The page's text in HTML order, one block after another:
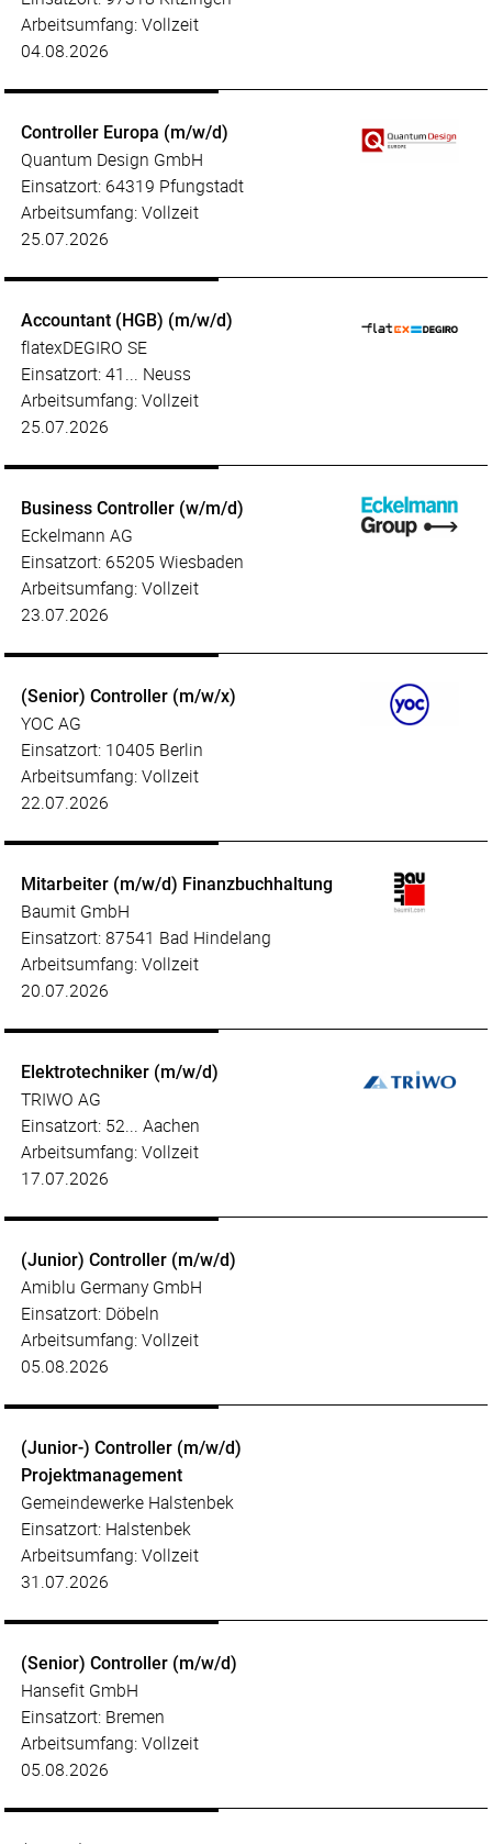
Arbeitsumfang: Vollzeit
04.08.2026
Controller Europa (m/w/d)
Quantum Design GmbH
Einsatzort: 64319 Pfungstadt
Arbeitsumfang: Vollzeit
25.07.2026
Accountant (HGB) (m/w/d)
flatexDEGIRO SE
Einsatzort: 41... Neuss
Arbeitsumfang: Vollzeit
25.07.2026
Business Controller (w/m/d)
Eckelmann AG
Einsatzort: 65205 Wiesbaden
Arbeitsumfang: Vollzeit
23.07.2026
(Senior) Controller (m/w/x)
YOC AG
Einsatzort: 10405 Berlin
Arbeitsumfang: Vollzeit
22.07.2026
Mitarbeiter (m/w/d) Finanzbuchhaltung
Baumit GmbH
Einsatzort: 87541 Bad Hindelang
Arbeitsumfang: Vollzeit
20.07.2026
Elektrotechniker (m/w/d)
TRIWO AG
Einsatzort: 52... Aachen
Arbeitsumfang: Vollzeit
17.07.2026
(Junior) Controller (m/w/d)
Amiblu Germany GmbH
Einsatzort: Döbeln
Arbeitsumfang: Vollzeit
05.08.2026
(Junior-) Controller (m/w/d)
Projektmanagement
Gemeindewerke Halstenbek
Einsatzort: Halstenbek
Arbeitsumfang: Vollzeit
31.07.2026
(Senior) Controller (m/w/d)
Hansefit GmbH
Einsatzort: Bremen
Arbeitsumfang: Vollzeit
05.08.2026